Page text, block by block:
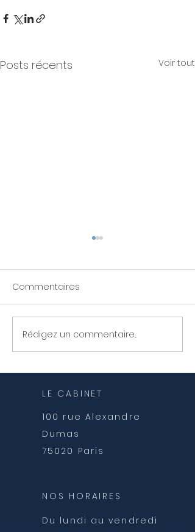
Posts récents Voir tout
Rééducation de l'ATM
Commentaires
Rédigez un commentaire...
LE CABINET
100 rue Alexandre
Dumas
75020 Paris
NOS HORAIRES
Du lundi au vendredi